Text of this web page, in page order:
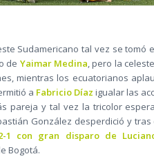
Sudamericano tal vez se tomó
de Yaimar Medina, pero la
mientras los ecuatorianos
a Fabricio Díaz igualar las
pareja y tal vez la tricolor
González desperdició y
1 con gran disparo de
Bogotá.